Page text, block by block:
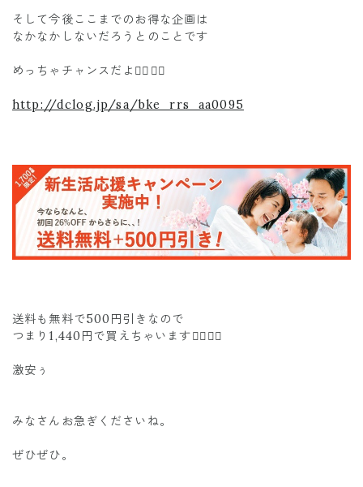
そして今後ここまでのお得な企画は
なかなかしないだろうとのことです
めっちゃチャンスだよ❤️‍🔥❤️‍🔥
http://dclog.jp/sa/bke_rrs_aa0095
送料も無料で500円引きなので
つまり1,440円で買えちゃいます❤️‍🔥❤️‍🔥
激安ぅ
みなさんお急ぎくださいね。
ぜひぜひ。